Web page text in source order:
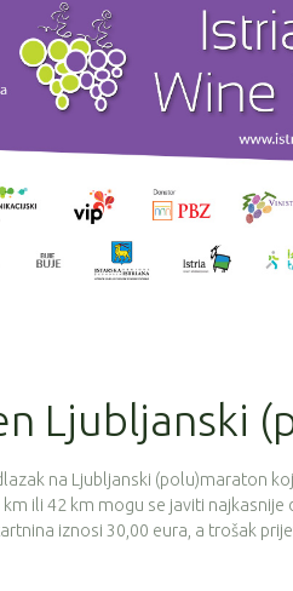
Ljubljanski
na Ljubljanski (polu)maraton
ili 42 km mogu se javiti najkasnije
iznosi 30,00 eura, a trošak